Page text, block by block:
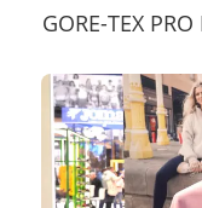
GORE-TEX